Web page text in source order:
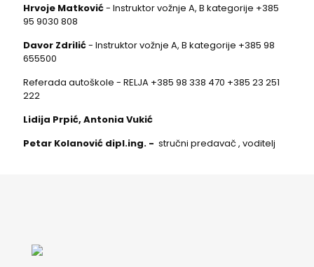
Hrvoje Matković- Instruktor vožnje A, B kategorije +385
95 9030 808
Davor Zdrilić- Instruktor vožnje A, B kategorije +385 98
655500
Referada autoškole - RELJA +385 98 338 470 +385 23 251
222
Lidija Prpić, Antonia Vukić
Petar Kolanović dipl.ing. - stručni predavač , voditelj